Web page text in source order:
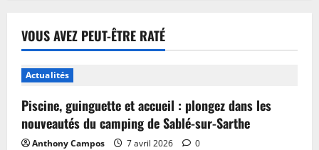
VOUS AVEZ PEUT-ÊTRE RATÉ
Actualités
Piscine, guinguette et accueil : plongez dans les
nouveautés du camping de Sablé-sur-Sarthe
Anthony Campos 7 avril 2026 0